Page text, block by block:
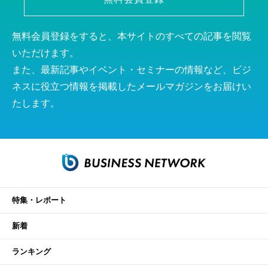
無料会員登録をすると、本サイトのすべての記事を閲覧
いただけます。
また、最新記事やイベント・セミナーの情報など、ビジ
ネスに役立つ情報を掲載したメールマガジンをお届けい
たします。
特集・レポート
新着
ランキング